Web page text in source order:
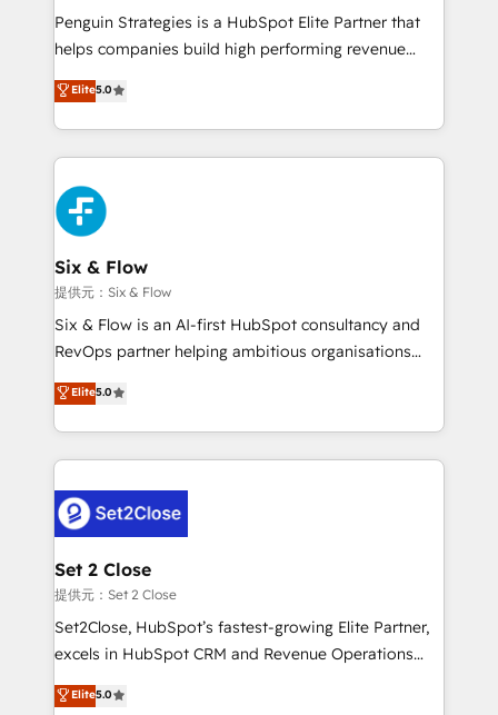
reconocimiento del ecosistema. Elite Solutions
Partner, el nivel más alto. +700 clientes
Hospital ABC, Hogares Unión, Yves Rocher,
MacStore, Café Britt, Bella Piel, confiaron en
respuestas para empezar. Te ayudamos a identificar
el primer caso de uso que más impacto te dará.
días.
Penguin Strategies is a HubSpot Elite Partner that
helps companies build high performing revenue
operations across complex sales cycles, multi
system environments and global SaaS or
manufacturing teams. Trusted by leading enterprises
and fast growing scale ups including Sony, Rapyd,
Fiverr, XM Cyber, Bridgepointe Technologies, EMA
Design Automation and Uptive. 📊 RevOps & data
architecture 🔗 CRM migrations & End to end
integrations 🤖 AI workflows & enrichment 📘 Team
enablement & company-wide adoption We create
HubSpot environments that teams use with
confidence and that leadership can rely on for
Elite5.0
Six & Flow
提供元：Six & Flow
Six & Flow is an AI-first HubSpot consultancy and
RevOps partner helping ambitious organisations
grow with clarity, confidence, and intelligence.
Operating across the UK, Netherlands, Ireland, and
Canada, we’ve delivered thousands of successful
HubSpot projects for mid-market and enterprise
combine HubSpot, data, and AI to design connected
go-to-market systems that align people, process,
and technology for predictable, scalable revenue
growth. Our expertise spans RevOps, CRM and data
architecture, AI enablement, and strategic marketing,
delivered through our proprietary FLAIR framework
Partner and ISO 27001:2022 certified consultancy,
Elite5.0
Set 2 Close
提供元：Set 2 Close
Set2Close, HubSpot’s fastest-growing Elite Partner,
excels in HubSpot CRM and Revenue Operations
(RevOps) services to boost B2B sales and growth.
As a top HubSpot Elite Partner, we specialize in
Elite5.0